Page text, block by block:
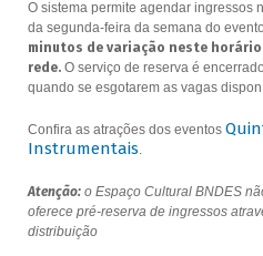
O sistema permite agendar ingressos
da segunda-feira da semana do
minutos de variação neste
rede.O serviço de reserva é
quando se esgotarem as vagas
Confira as atrações dos eventos
Instrumentais.
Atenção:o Espaço Cultural BNDES
oferece pré-reserva de ingressos
distribuição